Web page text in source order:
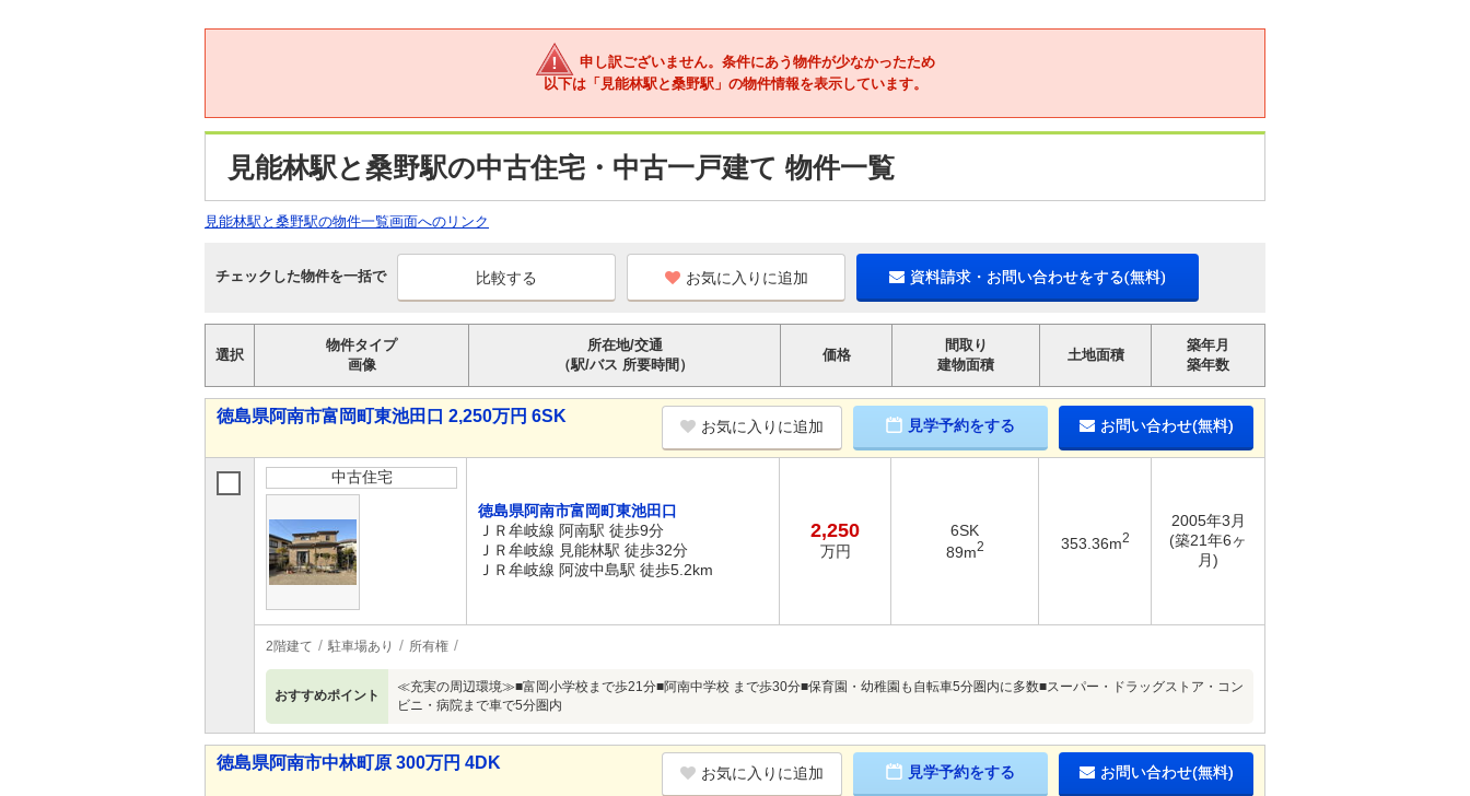
申し訳ございません。条件にあう物件が少なかったため
以下は「見能林駅と桑野駅」の物件情報を表示しています。
見能林駅と桑野駅の中古住宅・中古一戸建て 物件一覧
見能林駅と桑野駅の物件一覧画面へのリンク
チェックした物件を一括で お気に入りに追加 資料請求・お問い合わせをする(無料)
選択
物件タイプ
画像
所在地/交通
（駅/バス 所要時間）
価格
間取り
建物面積
土地面積
築年月
築年数
徳島県阿南市富岡町東池田口 2,250万円 6SK
お気に入りに追加 見学予約をする お問い合わせ(無料)
中古住宅
徳島県阿南市富岡町東池田口
ＪＲ牟岐線 阿南駅 徒歩9分
ＪＲ牟岐線 見能林駅 徒歩32分
ＪＲ牟岐線 阿波中島駅 徒歩5.2km
2,250
万円
6SK
89m2 353.36m2
2005年3月
(築21年6ヶ
月)
2階建て 駐車場あり 所有権
おすすめポイント
≪充実の周辺環境≫■富岡小学校まで歩21分■阿南中学校 まで歩30分■保育園・幼稚園も自転車5分圏内に多数■スーパー・ドラッグストア・コン
ビニ・病院まで車で5分圏内
徳島県阿南市中林町原 300万円 4DK
お気に入りに追加 見学予約をする お問い合わせ(無料)